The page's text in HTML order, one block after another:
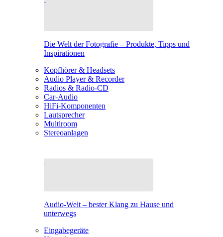
Die Welt der Fotografie – Produkte, Tipps und
Inspirationen
Kopfhörer & Headsets
Audio Player & Recorder
Radios & Radio-CD
Car-Audio
HiFi-Komponenten
Lautsprecher
Multiroom
Stereoanlagen
Audio-Welt – bester Klang zu Hause und
unterwegs
Eingabegeräte